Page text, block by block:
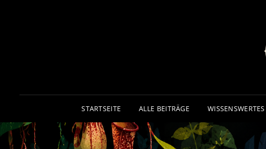
STARTSEITE ALLE BEITRÄGE WISSENSWERTES